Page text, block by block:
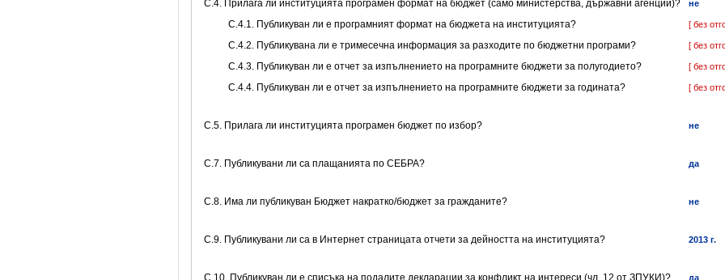
С.4. Прилага ли институцията програмен формат на бюджет (само министерства, държавни агенции)? не
С.4.1. Публикуван ли е програмният формат на бюджета на институцията? [ без
С.4.2. Публикувана ли е тримесечна информация за разходите по бюджетни програми? [ без
С.4.3. Публикуван ли е отчет за изпълнението на програмните бюджети за полугодието? [ без
С.4.4. Публикуван ли е отчет за изпълнението на програмните бюджети за годината? [ без
С.5. Прилага ли институцията програмен бюджет по избор? не
С.7. Публикувани ли са плащанията по СЕБРА? да
С.8. Има ли публикуван Бюджет накратко/бюджет за гражданите? не
C.9. Публикувани ли са в Интернет страницата отчети за дейността на институцията? 2013 г.
C.10. Публикуван ли е списъка на подалите декларации за конфликт на интереси (чл. 12 от ЗПУКИ)? да